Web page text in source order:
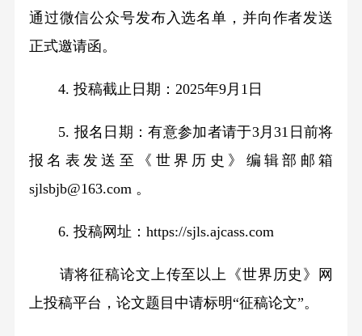
通过微信公众号发布入选名单，并向作者发送
正式邀请函。
4. 投稿截止日期：2025年9月1日
5. 报名日期：有意参加者请于3月31日前将
报名表发送至《世界历史》编辑部邮箱
sjlsbjb@163.com 。
6. 投稿网址：https://sjls.ajcass.com
请将征稿论文上传至以上《世界历史》网
上投稿平台，论文题目中请标明“征稿论文”。